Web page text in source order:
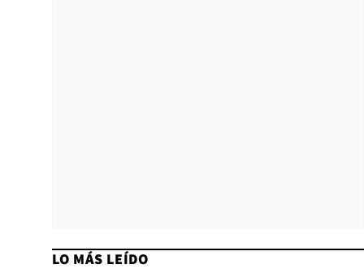
LO MÁS LEÍDO